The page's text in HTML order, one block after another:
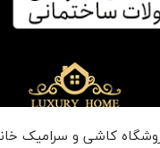
کاشی و سرامیک